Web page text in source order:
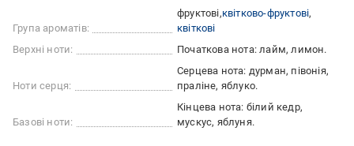
Група ароматів:
фруктові квітково-фруктові
квіткові
Верхні ноти:
Початкова нота: лайм, лимон.
Ноти серця:
Серцева нота: дурман, півонія,
праліне, яблуко.
Базові ноти:
Кінцева нота: білий кедр,
мускус, яблуня.